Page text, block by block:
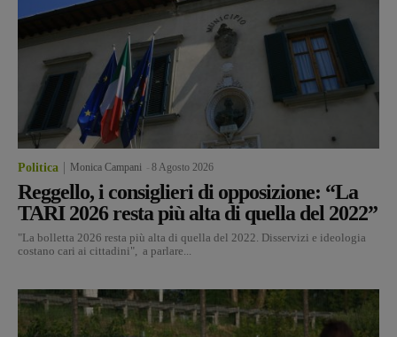
Politica Monica Campani 8 Agosto 2026
Reggello, i consiglieri di opposizione: “La
TARI 2026 resta più alta di quella del 2022”
"La bolletta 2026 resta più alta di quella del 2022. Disservizi e ideologia
costano cari ai cittadini", a parlare...